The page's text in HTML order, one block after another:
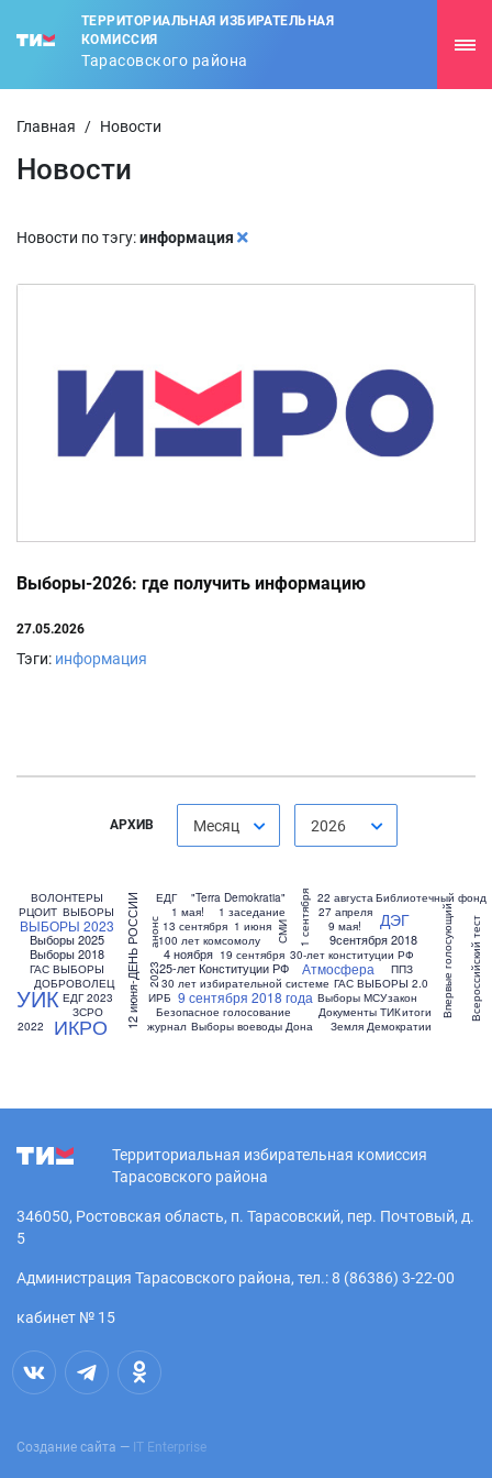
ТЕРРИТОРИАЛЬНАЯ ИЗБИРАТЕЛЬНАЯ
КОМИССИЯ
Тарасовского района
Главная / Новости
Новости
Новости по тэгу:информация
Выборы-2026: где получить информацию
27.05.2026
Тэги: информация
АРХИВ Месяц 2026
"Terra Demokratia"
1 заседание
1 июня
1 мая! 1 сентября
100 лет комсомолу
12 июня-ДЕНЬ РОССИИ
13 сентября
19 сентября
22 августа
25-лет Конституции РФ
27 апреля
30 лет избирательной системе
30-лет конституции РФ
4 ноября
9 мая!
9 сентября 2018 года
9сентября 2018
Атмосфера
Безопасное голосование
Библиотечный фонд
ВОЛОНТЕРЫ
ВЫБОРЫ
ВЫБОРЫ 2023 Впервые голосующийВсероссийский тест
Выборы 2018
Выборы 2025
Выборы МСУ
Выборы воеводы Дона
ГАС ВЫБОРЫ
ГАС ВЫБОРЫ 2.0
ДОБРОВОЛЕЦ
ДЭГ
Документы ТИК
ЕДГ
ЕДГ 2023
ЗСРО
Земля Демократии
ИКРО
ИРБ
ППЗ
РЦОИТ
СМИ
УИК
анонс
журнал
закон
итоги
2022
2023
Территориальная избирательная комиссия
Тарасовского района
346050, Ростовская область, п. Тарасовский, пер. Почтовый, д.
5
Администрация Тарасовского района, тел.: 8 (86386) 3-22-00
кабинет № 15
Создание сайта — IT Enterprise